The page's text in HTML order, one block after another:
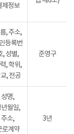
제정보
, 주소,
등록번
, 성별,
, 학위,
, 전공
준영구
성명,
년월일,
주소,
로계약
3년